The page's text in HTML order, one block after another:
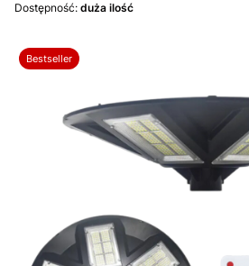
Dostępność: duża ilość
Bestseller